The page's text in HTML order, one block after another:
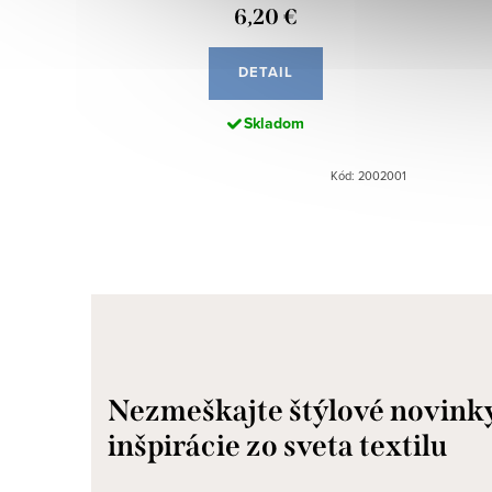
6,20 €
DETAIL
Skladom
Kód: 2002001
Nezmeškajte štýlové
inšpirácie zo sveta textilu